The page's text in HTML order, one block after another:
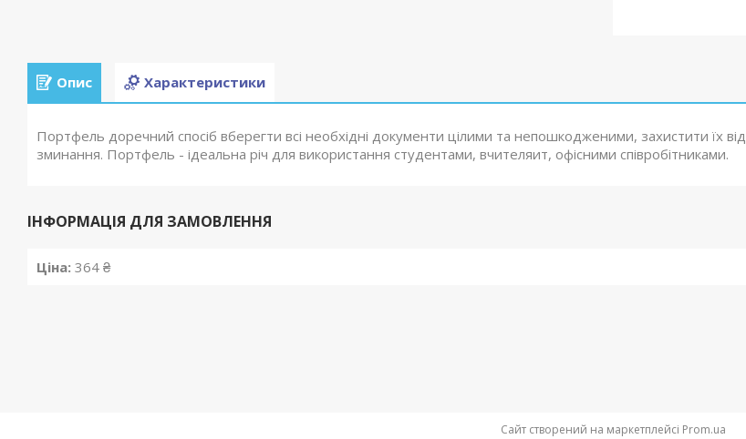
Опис Характеристики
Портфель доречний спосіб вберегти всі необхідні документи цілими та непошкодженими, захистити їх від
зминання. Портфель - ідеальна річ для використання студентами, вчителяит, офісними співробітниками.
ІНФОРМАЦІЯ ДЛЯ ЗАМОВЛЕННЯ
Ціна: 364 ₴
Сайт створений на маркетплейсі Prom.ua